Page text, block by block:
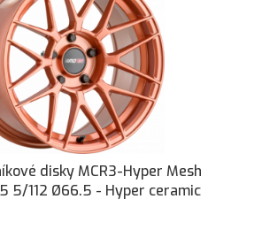
disky MCR3-Hyper Mesh
5/112 Ø66.5 - Hyper ceramic